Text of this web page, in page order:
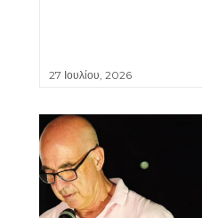
27 Ιουλίου, 2026